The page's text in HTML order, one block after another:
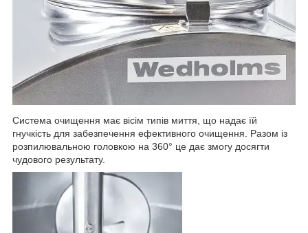
Система очищення має вісім типів миття, що надає їй
гнучкість для забезпечення ефективного очищення. Разом із
розпилювальною головкою на 360° це дає змогу досягти
чудового результату.